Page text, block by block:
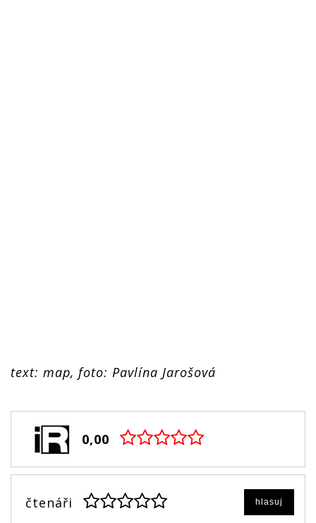
text: map, foto: Pavlína Jarošová
0,00
čtenáři hlasuj